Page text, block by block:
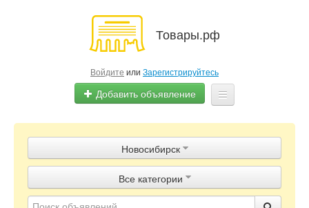
Товары.рф
Войдите или Зарегистрируйтесь
Добавить объявление
Объявления
Магазины
Новосибирск
Все категории